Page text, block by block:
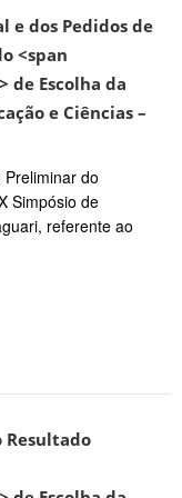
e dos Pedidos de
<span
de Escolha da
e Ciências –
do
Simpósio de
referente ao
Resultado